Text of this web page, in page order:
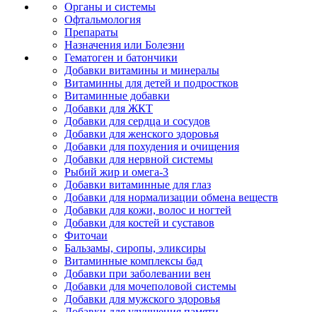
Органы и системы
Офтальмология
Препараты
Назначения или Болезни
Гематоген и батончики
Добавки витамины и минералы
Витаминны для детей и подростков
Витаминные добавки
Добавки для ЖКТ
Добавки для сердца и сосудов
Добавки для женского здоровья
Добавки для похудения и очищения
Добавки для нервной системы
Рыбий жир и омега-3
Добавки витаминные для глаз
Добавки для нормализации обмена веществ
Добавки для кожи, волос и ногтей
Добавки для костей и суставов
Фиточаи
Бальзамы, сиропы, эликсиры
Витаминные комплексы бад
Добавки при заболевании вен
Добавки для мочеполовой системы
Добавки для мужского здоровья